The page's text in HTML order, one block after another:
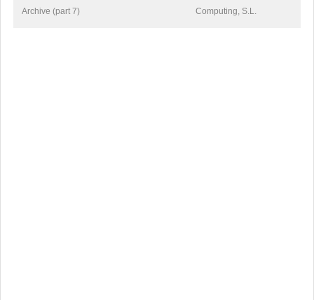
Archive (part 7)
Computing, S.L.